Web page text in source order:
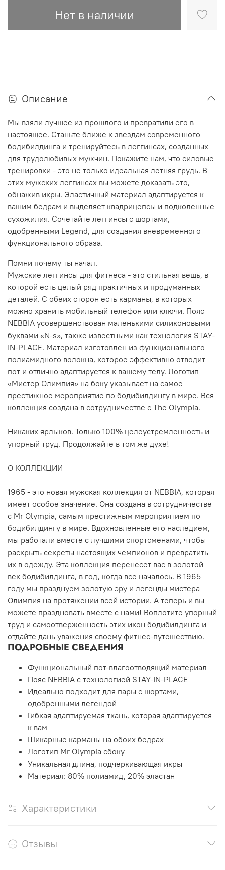
Нет в наличии
Описание
Мы взяли лучшее из прошлого и превратили его в
настоящее. Станьте ближе к звездам современного
бодибилдинга и тренируйтесь в леггинсах, созданных
для трудолюбивых мужчин. Покажите нам, что силовые
тренировки - это не только идеальная летняя грудь. В
этих мужских леггинсах вы можете доказать это,
обнажив икры. Эластичный материал адаптируется к
вашим бедрам и выделяет квадрицепсы и подколенные
сухожилия. Сочетайте леггинсы с шортами,
одобренными Legend, для создания вневременного
функционального образа.
Помни почему ты начал.
Мужские леггинсы для фитнеса - это стильная вещь, в
которой есть целый ряд практичных и продуманных
деталей. С обеих сторон есть карманы, в которых
можно хранить мобильный телефон или ключи. Пояс
NEBBIA усовершенствован маленькими силиконовыми
буквами «N-s», также известными как технология STAY-
IN-PLACE. Материал изготовлен из функционального
полиамидного волокна, которое эффективно отводит
пот и отлично адаптируется к вашему телу. Логотип
«Мистер Олимпия» на боку указывает на самое
престижное мероприятие по бодибилдингу в мире. Вся
коллекция создана в сотрудничестве с The Olympia.
Никаких ярлыков. Только 100% целеустремленность и
упорный труд. Продолжайте в том же духе!
О КОЛЛЕКЦИИ
1965 - это новая мужская коллекция от NEBBIA, которая
имеет особое значение. Она создана в сотрудничестве
с Mr Olympia, самым престижным мероприятием по
бодибилдингу в мире. Вдохновленные его наследием,
мы работали вместе с лучшими спортсменами, чтобы
раскрыть секреты настоящих чемпионов и превратить
их в одежду. Эта коллекция перенесет вас в золотой
век бодибилдинга, в год, когда все началось. В 1965
году мы празднуем золотую эру и легенды мистера
Олимпия на протяжении всей истории. А теперь и вы
можете праздновать вместе с нами! Воплотите упорный
труд и самоотверженность этих икон бодибилдинга и
отдайте дань уважения своему фитнес-путешествию.
ПОДРОБНЫЕ СВЕДЕНИЯ
Функциональный пот-влагоотводящий материал
Пояс NEBBIA с технологией STAY-IN-PLACE
Идеально подходит для пары с шортами,
одобренными легендой
Гибкая адаптируемая ткань, которая адаптируется
к вам
Шикарные карманы на обоих бедрах
Логотип Mr Olympia сбоку
Уникальная длина, подчеркивающая икры
Материал: 80% полиамид, 20% эластан
Характеристики
Отзывы